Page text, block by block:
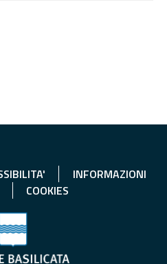
INFORMAZIONI
COOKIES